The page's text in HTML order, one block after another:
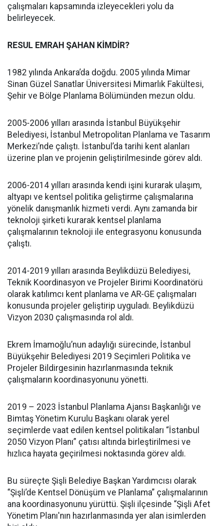
çalışmaları kapsamında izleyecekleri yolu da
belirleyecek.
RESUL EMRAH ŞAHAN KİMDİR?
1982 yılında Ankara’da doğdu. 2005 yılında Mimar
Sinan Güzel Sanatlar Üniversitesi Mimarlık Fakültesi,
Şehir ve Bölge Planlama Bölümünden mezun oldu.
2005-2006 yılları arasında İstanbul Büyükşehir
Belediyesi, İstanbul Metropolitan Planlama ve Tasarım
Merkezi’nde çalıştı. İstanbul’da tarihi kent alanları
üzerine plan ve projenin geliştirilmesinde görev aldı.
2006-2014 yılları arasında kendi işini kurarak ulaşım,
altyapı ve kentsel politika geliştirme çalışmalarına
yönelik danışmanlık hizmeti verdi. Aynı zamanda bir
teknoloji şirketi kurarak kentsel planlama
çalışmalarının teknoloji ile entegrasyonu konusunda
çalıştı.
2014-2019 yılları arasında Beylikdüzü Belediyesi,
Teknik Koordinasyon ve Projeler Birimi Koordinatörü
olarak katılımcı kent planlama ve AR-GE çalışmaları
konusunda projeler geliştirip uyguladı. Beylikdüzü
Vizyon 2030 çalışmasında rol aldı.
Ekrem İmamoğlu’nun adaylığı sürecinde, İstanbul
Büyükşehir Belediyesi 2019 Seçimleri Politika ve
Projeler Bildirgesinin hazırlanmasında teknik
çalışmaların koordinasyonunu yönetti.
2019 – 2023 İstanbul Planlama Ajansı Başkanlığı ve
Bimtaş Yönetim Kurulu Başkanı olarak yerel
seçimlerde vaat edilen kentsel politikaları “İstanbul
2050 Vizyon Planı” çatısı altında birleştirilmesi ve
hızlıca hayata geçirilmesi noktasında görev aldı.
Bu süreçte Şişli Belediye Başkan Yardımcısı olarak
“Şişli’de Kentsel Dönüşüm ve Planlama” çalışmalarının
ana koordinasyonunu yürüttü. Şişli ilçesinde “Şişli Afet
Yönetim Planı'nın hazırlanmasında yer alan isimlerden